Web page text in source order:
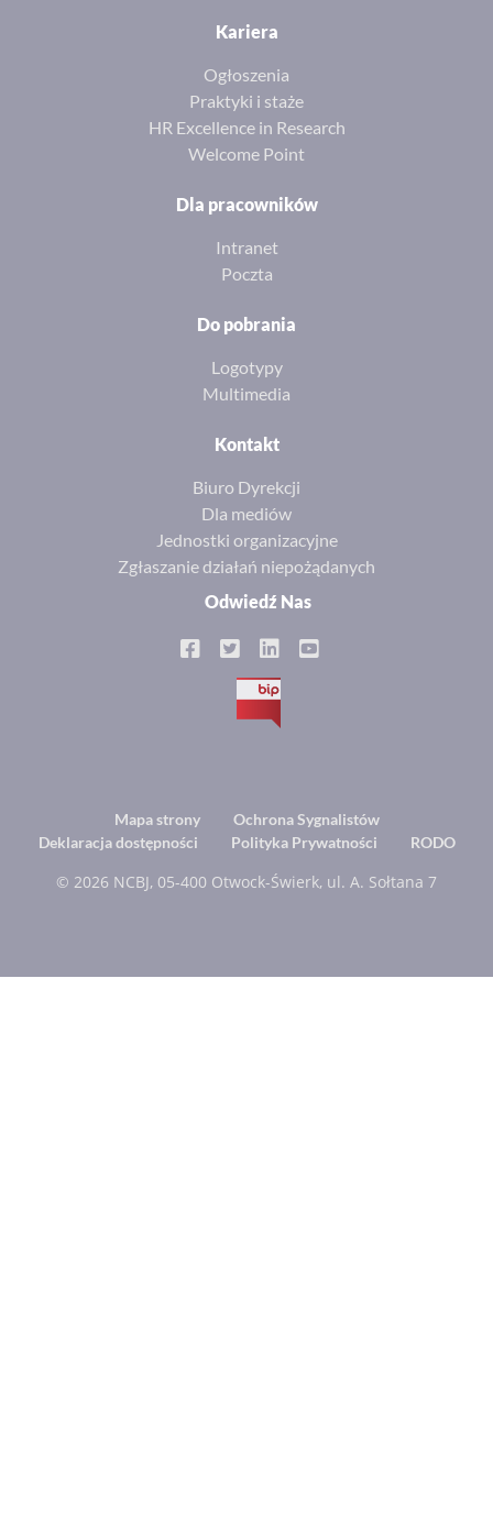
Kariera
Ogłoszenia
Praktyki i staże
HR Excellence in Research
Welcome Point
Dla pracowników
Intranet
Poczta
Do pobrania
Logotypy
Multimedia
Kontakt
Biuro Dyrekcji
Dla mediów
Jednostki organizacyjne
Zgłaszanie działań niepożądanych
Odwiedź Nas
BIP
© 2026 NCBJ, 05-400 Otwock-Świerk, ul. A. Sołtana 7
Footer
menu
Mapa strony
Ochrona Sygnalistów
Deklaracja dostępności
Polityka Prywatności RODO